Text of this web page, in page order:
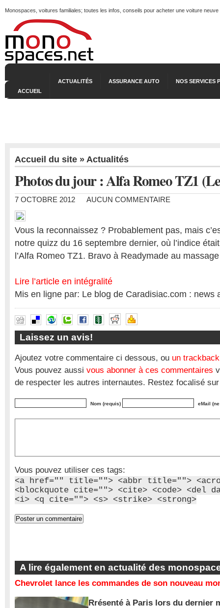
Monospaces, voitures familiales; toutes les infos, conseils pour acheter une voiture
ACCUEIL
ACTUALITÉS ASSURANCE AUTO NOS SERVICES
Accueil du site » Actualités
Photos du jour : Alfa Romeo TZ1
7 OCTOBRE 2012 AUCUN COMMENTAIRE
Vous la reconnaissez ? Probablement pas, mais
notre quizz du 16 septembre dernier, où l’indice
l’Alfa Romeo TZ1. Bravo à Readymade au
Lire l’article en intégralité
Mis en ligne par: Le blog de Caradisiac.com : news
Laissez un avis!
Ajoutez votre commentaire ci dessous, ou un trackback
Vous pouvez aussi vous abonner à ces commentaires
de respecter les autres internautes. Restez focalisé
Nom (requis) eMail
Vous pouvez utiliser ces tags:
<a href="" title=""> <abbr title="">
<blockquote cite=""> <cite> <code> <del
<i> <q cite=""> <s> <strike> <strong>
A lire également en actualité des
Chevrolet lance les commandes de son nouveau
Rrésenté à Paris lors du dernier